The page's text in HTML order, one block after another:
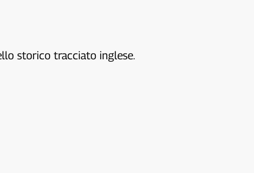
storico tracciato inglese.